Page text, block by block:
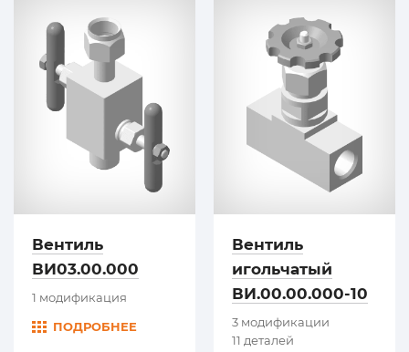
Вентиль
ВИ03.00.000
1 модификация
ПОДРОБНЕЕ
Вентиль
игольчатый
ВИ.00.00.000-10
3 модификации
11 деталей